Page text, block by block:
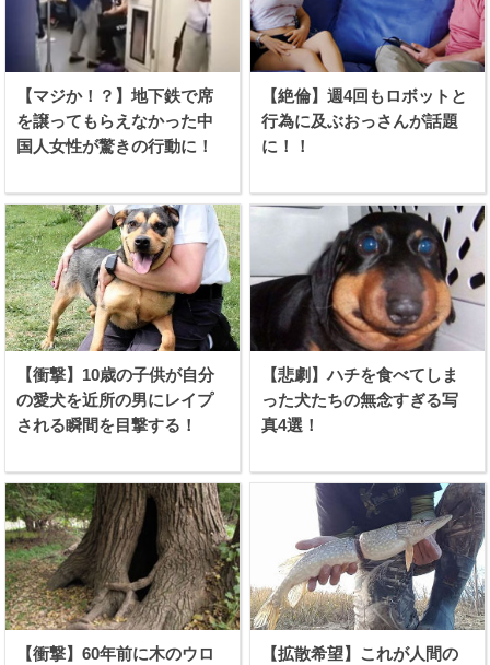
【マジか！？】地下鉄で席
を譲ってもらえなかった中
国人女性が驚きの行動に！
【絶倫】週4回もロボットと
行為に及ぶおっさんが話題
に！！
【衝撃】10歳の子供が自分
の愛犬を近所の男にレイプ
される瞬間を目撃する！
【悲劇】ハチを食べてしま
った犬たちの無念すぎる写
真4選！
【衝撃】60年前に木のウロ
【拡散希望】これが人間の